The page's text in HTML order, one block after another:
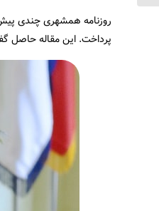
روزنامه همشهری چندی
پرداخت. این مقاله حاصل